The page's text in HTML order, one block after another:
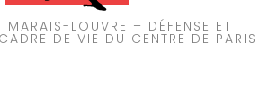
LOUVRE – DÉFENSE ET
DE VIE DU CENTRE DE PARIS